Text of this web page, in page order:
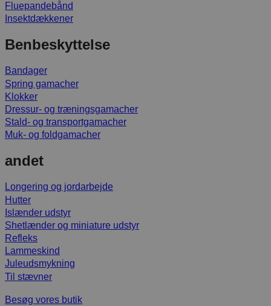
Fluepandebånd
Insektdækkener
Benbeskyttelse
Bandager
Spring gamacher
Klokker
Dressur- og træningsgamacher
Stald- og transportgamacher
Muk- og foldgamacher
andet
Longering og jordarbejde
Hutter
Islænder udstyr
Shetlænder og miniature udstyr
Refleks
Lammeskind
Juleudsmykning
Til stævner
Besøg vores butik